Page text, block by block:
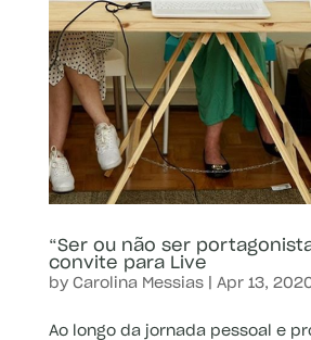
“Ser ou não ser
convite para Live
by Carolina Messias| Apr 13,
Ao longo da jornada pessoal e